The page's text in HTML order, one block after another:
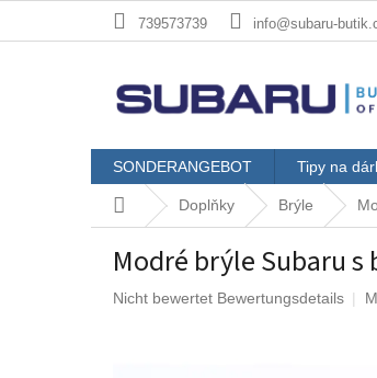
739573739 info@subaru-
SONDERANGEBOT Tipy na
StartseiteDoplňky Brýle
Modré brýle Subaru
Die
Nicht bewertet Bewertungsdetails